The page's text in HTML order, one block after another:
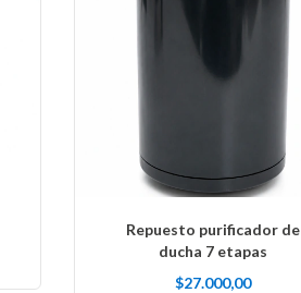
Repuesto purificador de
ducha 7 etapas
$27.000,00